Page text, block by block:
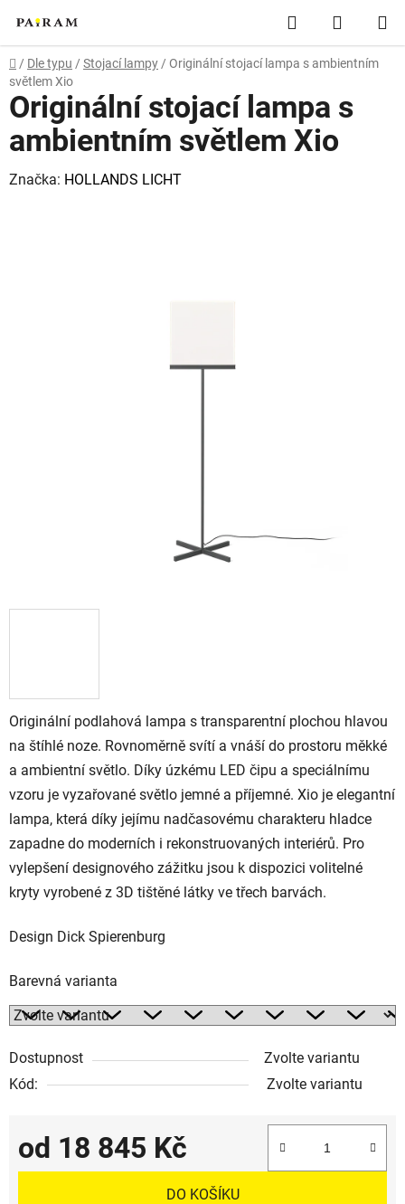
obsah
Hledat
KOŠÍK
Domů
/ Dle typu / Stojací lampy / Originální stojací lampa s ambientním
světlem Xio
Originální podlahová lampa s transparentní plochou hlavou
na štíhlé noze. Rovnoměrně svítí a vnáší do prostoru měkké
a ambientní světlo. Díky úzkému LED čipu a speciálnímu
vzoru je vyzařované světlo jemné a příjemné. Xio je elegantní
lampa, která díky jejímu nadčasovému charakteru hladce
zapadne do moderních i rekonstruovaných interiérů. Pro
vylepšení designového zážitku jsou k dispozici volitelné
kryty vyrobené z 3D tištěné látky ve třech barvách.
Design Dick Spierenburg
Barevná varianta
Dostupnost
Zvolte variantu
Kód:
Zvolte variantu
od 18 845 Kč
Měrná cena:
DO KOŠÍKU
Originální stojací lampa s
ambientním světlem Xio
Značka: HOLLANDS LICHT